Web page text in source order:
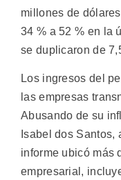
millones de
34 % a 52 % en la
se duplicaron de
Los ingresos del
las empresas
Abusando de su
Isabel dos Santos,
informe ubicó más
empresarial,